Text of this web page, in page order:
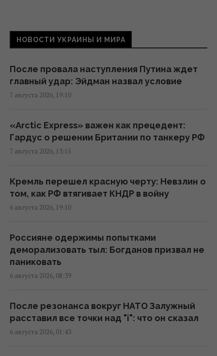
эксперт
18:42 пятница, 07 августа 2026
Рынок "лихорадит": квадратные метры в
новостройках дорожают, несмотря на
В двух районах Киева исчез свет: в ДТЭК
Фейковые скидки и ценовые ловушки:
17:48 пятница, 07 августа 2026
Россияне массированно атаковали
17:27 пятница, 07 августа 2026
НОВОСТИ УКРАИНЫ И МИРА
После провала наступления Путина ждет
главный удар: Эйдман назвал условие
7 августа 2026, 19:10
«Arctic Express» важен как прецедент:
Гардус о решении Британии по танкеру РФ
7 августа 2026, 13:15
Кремль перешел красную черту: Невзлин о
том, как РФ втягивает КНДР в войну
6 августа 2026, 19:10
Россияне одержимы попытками
деморализовать тыл: Богданов призвал не
паниковать
6 августа 2026, 08:39
После резонанса вокруг НАТО Залужный
расставил все точки над "i": что он сказал
6 августа 2026, 01:43